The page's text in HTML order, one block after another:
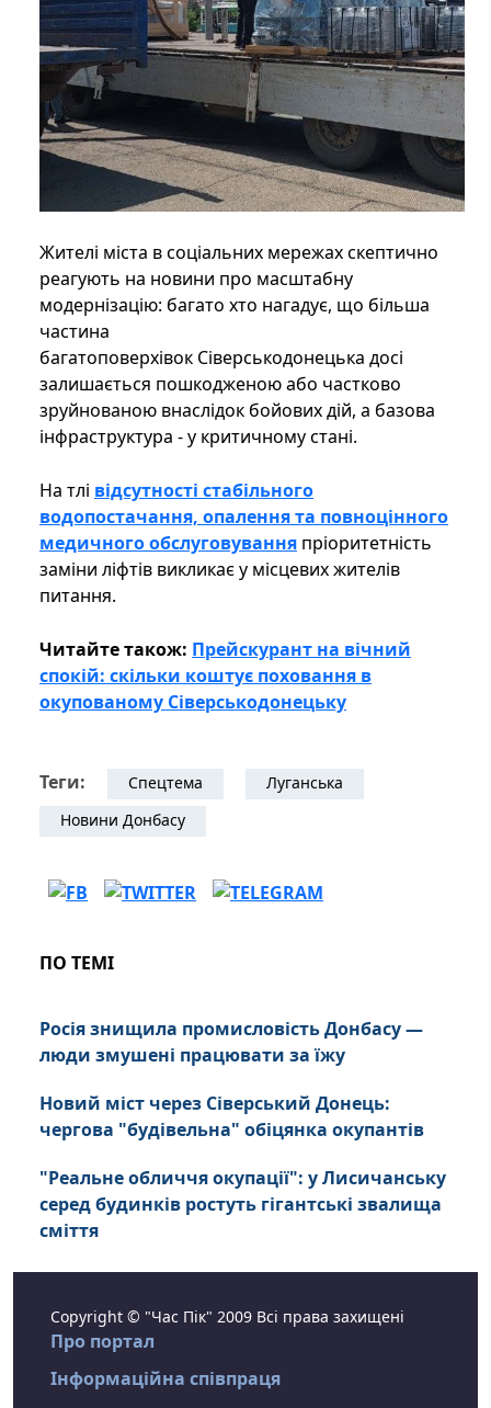
Жителі міста в соціальних мережах скептично
реагують на новини про масштабну
модернізацію: багато хто нагадує, що більша
частина
багатоповерхівок Сіверськодонецька досі
залишається пошкодженою або частково
зруйнованою внаслідок бойових дій, а базова
інфраструктура - ​​у критичному стані.
На тлі відсутності стабільного
водопостачання, опалення та повноцінного
медичного обслуговування пріоритетність
заміни ліфтів викликає у місцевих жителів
питання.
Читайте також: Прейскурант на вічний
спокій: скільки коштує поховання в
окупованому Сіверськодонецьку
Теги: Спецтема
Луганська
Новини Донбасу
ПО ТЕМІ
Росія знищила промисловість Донбасу —
люди змушені працювати за їжу
Новий міст через Сіверський Донець:
чергова "будівельна" обіцянка окупантів
"Реальне обличчя окупації": у Лисичанську
серед будинків ростуть гігантські звалища
сміття
Copyright © "Час Пік" 2009 Всі права захищені
Про портал
Інформаційна співпраця